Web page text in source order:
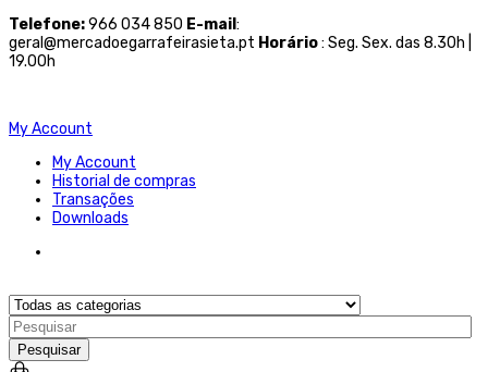
Telefone:966 034 850 E-mail :
geral@mercadoegarrafeirasieta.pt Horário: Seg. Sex. das 8.30h |
19.00h
My Account
My Account
Historial de compras
Transações
Downloads
Pesquisar